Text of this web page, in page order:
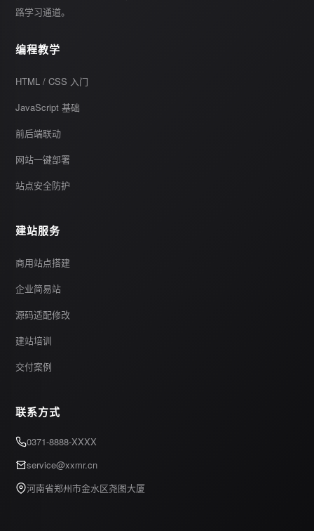
路学习通道。
编程教学
HTML / CSS 入门
JavaScript 基础
前后端联动
网站一键部署
站点安全防护
建站服务
商用站点搭建
企业简易站
源码适配修改
建站培训
交付案例
联系方式
0371-8888-XXXX
service@xxmr.cn
河南省郑州市金水区尧图大厦